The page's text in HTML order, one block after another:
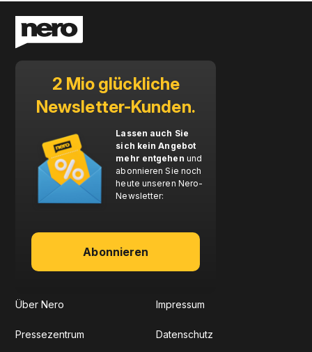
2 Mio glückliche
Newsletter-Kunden.
Lassen auch Sie
sich kein Angebot
mehr entgehen und
abonnieren Sie noch
heute unseren Nero-
Newsletter:
Abonnieren
Über Nero
Pressezentrum
Impressum
Datenschutz